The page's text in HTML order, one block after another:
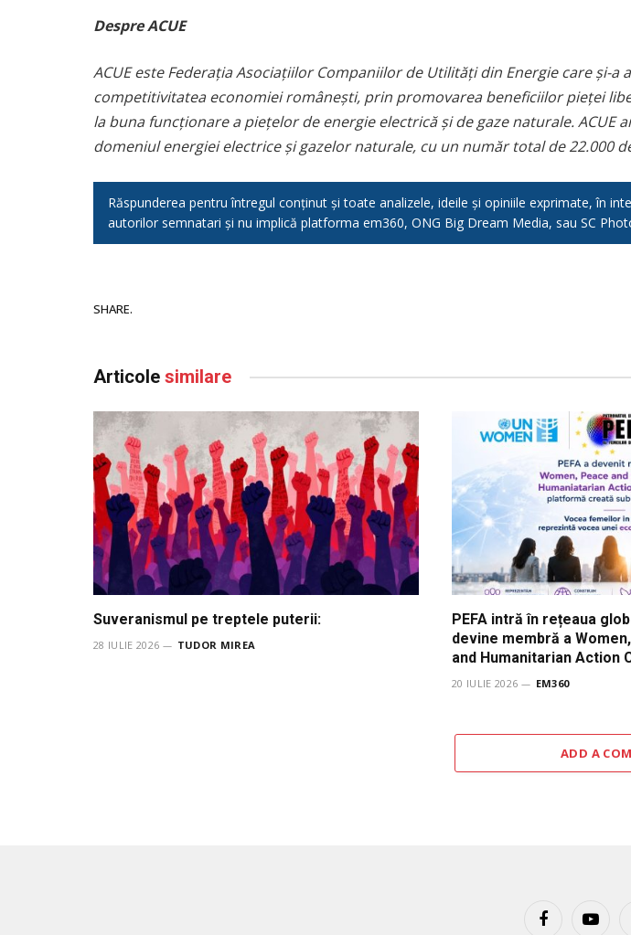
Despre ACUE
ACUE este Federația Asociațiilor Companiilor de Utilități din Energie care
competitivitatea economiei românești, prin promovarea beneficiilor pieței
la buna funcționare a piețelor de energie electrică și de gaze naturale.
domeniul energiei electrice și gazelor naturale, cu un număr total de 22.000
Răspunderea pentru întregul conținut și toate analizele, ideile și opiniile exprimate, în
autorilor semnatari și nu implică platforma em360, ONG Big Dream Media, sau SC
SHARE.
Articole similare
Suveranismul pe treptele puterii:
28 IULIE 2026 TUDOR MIREA
PEFA intră în rețeaua
devine membră a
and Humanitarian Action
20 IULIE 2026 EM360
ADD A
Facebook